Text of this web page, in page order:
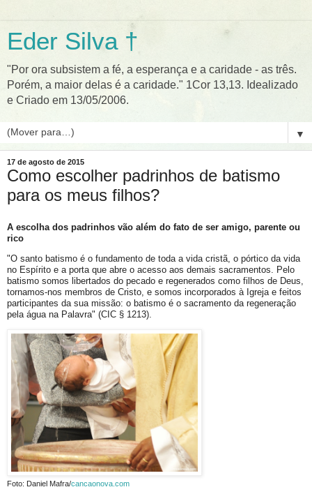
Eder Silva †
"Por ora subsistem a fé, a esperança e a caridade - as três.
Porém, a maior delas é a caridade." 1Cor 13,13. Idealizado
e Criado em 13/05/2006.
▼
17 de agosto de 2015
Como escolher padrinhos de batismo
para os meus filhos?
A escolha dos padrinhos vão além do fato de ser amigo, parente ou
rico
"O santo batismo é o fundamento de toda a vida cristã, o pórtico da vida
no Espírito e a porta que abre o acesso aos demais sacramentos. Pelo
batismo somos libertados do pecado e regenerados como filhos de Deus,
tornamos-nos membros de Cristo, e somos incorporados à Igreja e feitos
participantes da sua missão: o batismo é o sacramento da regeneração
pela água na Palavra" (CIC § 1213).
Foto: Daniel Mafra/cancaonova.com